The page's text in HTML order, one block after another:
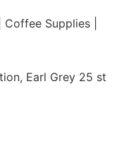
Supplies |
Earl Grey 25 st